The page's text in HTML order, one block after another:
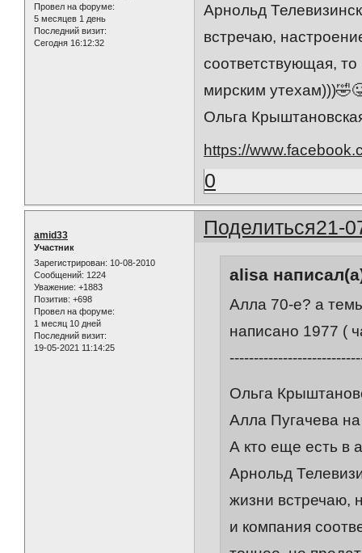
Провел на форуме:
5 месяцев 1 день
Последний визит:
Сегодня 16:12:32
Арнольд
встречаю,
соответствующая,
мирским
Ольга
https://
0
Поделиться21-
amid33
Участник
Зарегистрирован: 10-08-2010
Сообщений: 1224
Уважение: +1883
Позитив: +698
Провел на форуме:
1 месяц 10 дней
Последний визит:
19-05-2021 11:14:25
alisa
Алла 70-е? а
написано 1977 (
Ольга
Алла Пугачева на
А кто еще есть в
Арнольд
жизни встречаю,
и компания